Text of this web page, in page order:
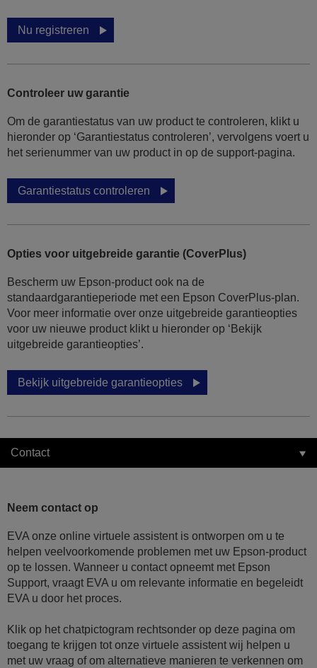
Nu registreren
Controleer uw garantie
Om de garantiestatus van uw product te controleren, klikt u
hieronder op ‘Garantiestatus controleren’, vervolgens voert u
het serienummer van uw product in op de support-pagina.
Garantiestatus controleren
Opties voor uitgebreide garantie (CoverPlus)
Bescherm uw Epson-product ook na de
standaardgarantieperiode met een Epson CoverPlus-plan.
Voor meer informatie over onze uitgebreide garantieopties
voor uw nieuwe product klikt u hieronder op ‘Bekijk
uitgebreide garantieopties’.
Bekijk uitgebreide garantieopties
Contact
Neem contact op
EVA onze online virtuele assistent is ontworpen om u te
helpen veelvoorkomende problemen met uw Epson-product
op te lossen. Wanneer u contact opneemt met Epson
Support, vraagt EVA u om relevante informatie en begeleidt
EVA u door het proces.
Klik op het chatpictogram rechtsonder op deze pagina om
toegang te krijgen tot onze virtuele assistent wij helpen u
met uw vraag of om alternatieve manieren te verkennen om